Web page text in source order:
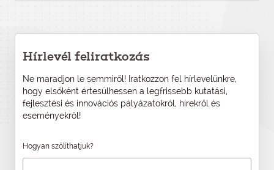
Hírlevél feliratkozás
Ne maradjon le semmiről! Iratkozzon fel hírlevelünkre,
hogy elsőként értesülhessen a legfrissebb kutatási,
fejlesztési és innovációs pályázatokról, hírekről és
eseményekről!
Hogyan szólíthatjuk?